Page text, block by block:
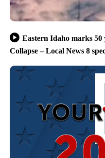
Eastern Idaho marks 50
Collapse – Local News 8